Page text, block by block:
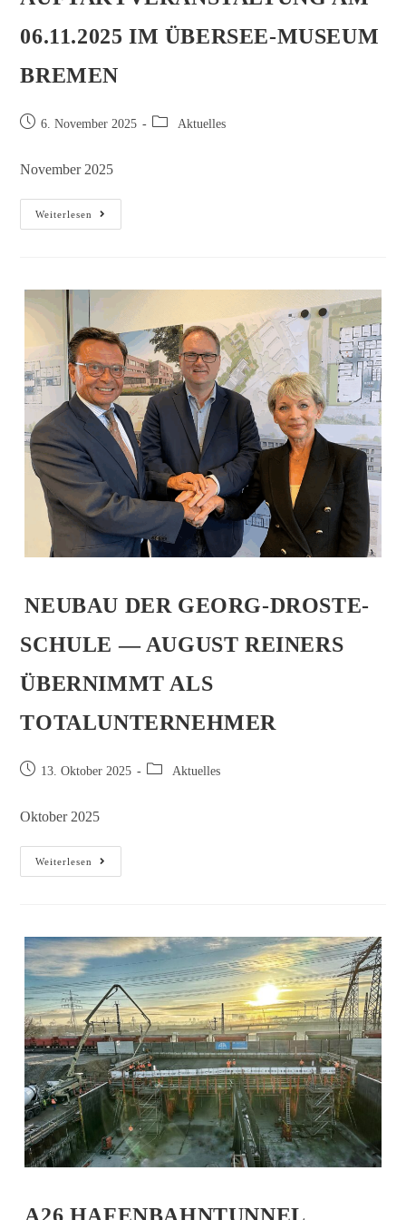
06.11.2025 IM ÜBERSEE-MUSEUM
BREMEN
6. November 2025 Aktuelles
November 2025
Weiterlesen
NEUBAU DER GEORG-DROSTE-
SCHULE — AUGUST REINERS
ÜBERNIMMT ALS
TOTALUNTERNEHMER
13. Oktober 2025 Aktuelles
Oktober 2025
Weiterlesen
A26 HAFENBAHNTUNNEL